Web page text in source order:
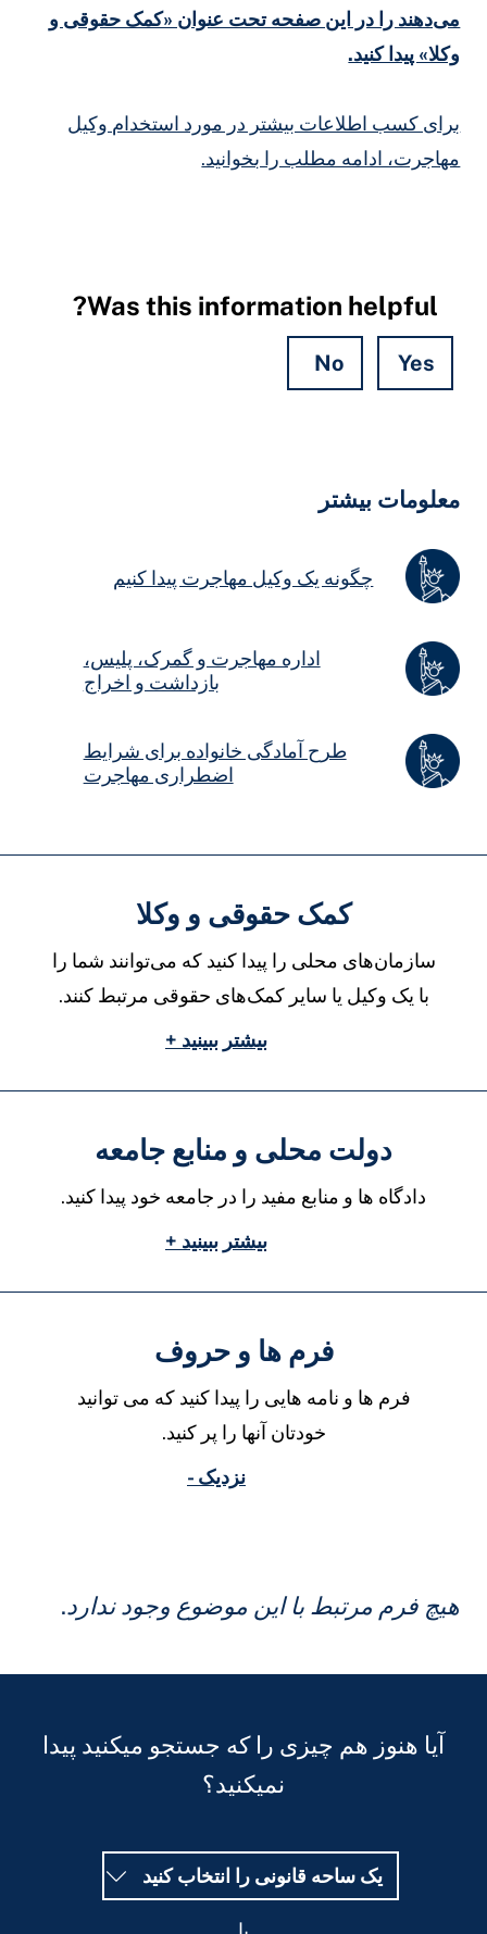
می‌دهند را در این صفحه تحت عنوان «کمک حقوقی و
وکلا» پیدا کنید.
برای کسب اطلاعات بیشتر در مورد استخدام وکیل
مهاجرت، ادامه مطلب را بخوانید.
Was this information helpful?
Yes
No
معلومات بیشتر
چگونه یک وکیل مهاجرت پیدا کنیم
اداره مهاجرت و گمرک، پلیس،
بازداشت و اخراج
طرح آمادگی خانواده برای شرایط
اضطراری مهاجرت
کمک حقوقی و وکلا
سازمان‌های محلی را پیدا کنید که می‌توانند شما را
با یک وکیل یا سایر کمک‌های حقوقی مرتبط کنند.
بیشتر ببینید +
دولت محلی و منابع جامعه
دادگاه ها و منابع مفید را در جامعه خود پیدا کنید.
بیشتر ببینید +
فرم ها و حروف
فرم ها و نامه هایی را پیدا کنید که می توانید
خودتان آنها را پر کنید.
نزدیک -
هیچ فرم مرتبط با این موضوع وجود ندارد.
آیا هنوز هم چیزی را که جستجو میکنید پیدا
نمیکنید؟
یک ساحه قانونی را انتخاب کنید